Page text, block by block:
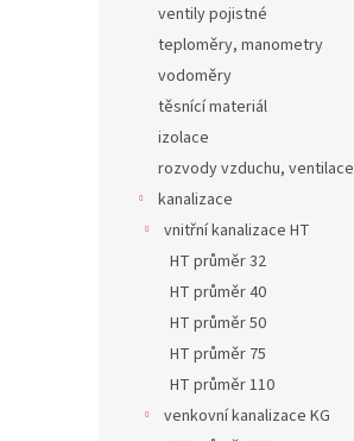
ventily pojistné
teploměry, manometry
vodoměry
těsnící materiál
izolace
rozvody vzduchu, ventilace
kanalizace
vnitřní kanalizace HT
HT průměr 32
HT průměr 40
HT průměr 50
HT průměr 75
HT průměr 110
venkovní kanalizace KG